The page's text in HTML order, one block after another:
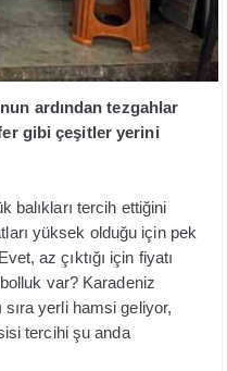
ardından tezgahlar
gibi çeşitler yerini
balıkları tercih ettiğini
yüksek olduğu için pek
az çıktığı için fiyatı
var? Karadeniz
yerli hamsi geliyor,
tercihi şu anda